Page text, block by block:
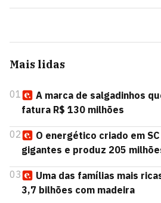
Mais lidas
01
A marca de salgadinhos
fatura R$ 130 milhões
02
O energético criado em
gigantes e produz 205
03
Uma das famílias mais
3,7 bilhões com madeira